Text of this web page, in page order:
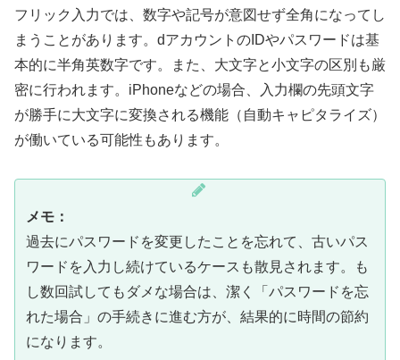
フリック入力では、数字や記号が意図せず全角になってし
まうことがあります。dアカウントのIDやパスワードは基
本的に半角英数字です。また、大文字と小文字の区別も厳
密に行われます。iPhoneなどの場合、入力欄の先頭文字
が勝手に大文字に変換される機能（自動キャピタライズ）
が働いている可能性もあります。
メモ：
過去にパスワードを変更したことを忘れて、古いパス
ワードを入力し続けているケースも散見されます。も
し数回試してもダメな場合は、潔く「パスワードを忘
れた場合」の手続きに進む方が、結果的に時間の節約
になります。